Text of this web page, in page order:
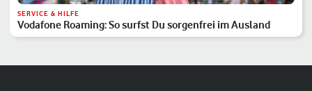
SERVICE & HILFE
Vodafone Roaming: So surfst Du sorgenfrei im Ausland